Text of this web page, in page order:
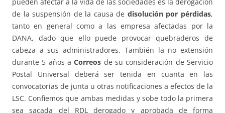
pueden afectar a la vida de las sociedades es la derogación
de la suspensión de la causa de disolución por pérdidas,
tanto en general como a las empresa afectadas por la
DANA, dado que ello puede provocar quebraderos de
cabeza a sus administradores. También la no extensión
durante 5 años aCorreos de su consideración de Servicio
Postal Universal deberá ser tenida en cuanta en las
convocatorias de junta u otras notificaciones a efectos de la
LSC. Confiemos que ambas medidas y sobe todo la primera
sea sacada del RDL derogado y aprobada de forma